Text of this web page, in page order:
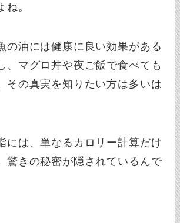
ね。
の油には健康に良い効果がある
、マグロ丼や夜ご飯で食べても
その真実を知りたい方は多いは
には、単なるカロリー計算だけ
驚きの秘密が隠されているんで